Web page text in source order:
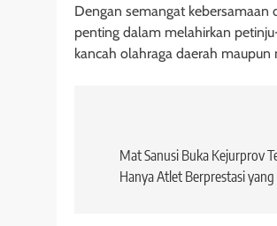
Dengan semangat
penting dalam melahirkan
kancah olahraga daerah maupun
posMat Sanusi Buka Kejurprov
Hanya Atlet Berprestasi